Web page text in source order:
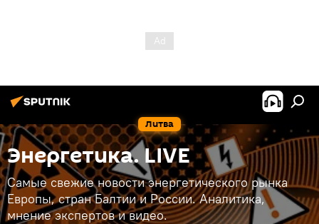
Литва
Энергетика. LIVE
Самые свежие новости энергетического рынка
Европы, стран Балтии и России. Аналитика,
мнение экспертов и видео.